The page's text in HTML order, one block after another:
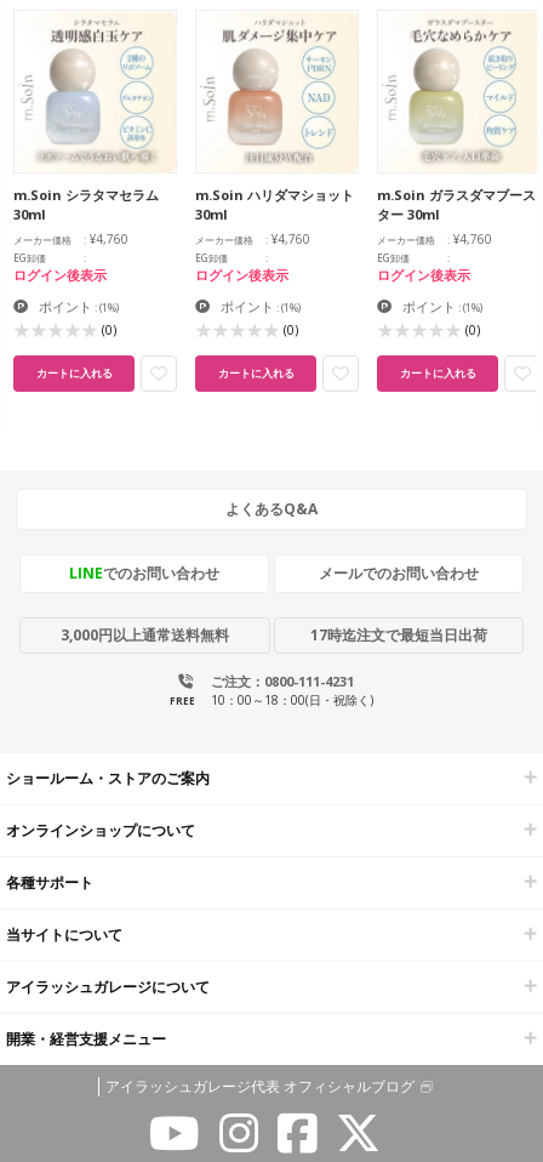
m.Soin シラタマセラム
30ml
メーカー価格 ¥4,760
EG卸価
ログイン後表示
ポイント :(1%)
(0)
カートに入れる
m.Soin ハリダマショット
30ml
メーカー価格 ¥4,760
EG卸価
ログイン後表示
ポイント :(1%)
(0)
カートに入れる
m.Soin ガラスダマブース
ター 30ml
メーカー価格 ¥4,760
EG卸価
ログイン後表示
ポイント :(1%)
(0)
カートに入れる
よくあるQ&A
LINEでのお問い合わせ メールでのお問い合わせ
3,000円以上通常送料無料 17時迄注文で最短当日出荷
ご注文：0800-111-4231
FREE 10：00～18：00(日・祝除く)
ショールーム・ストアのご案内
オンラインショップについて
各種サポート
当サイトについて
アイラッシュガレージについて
開業・経営支援メニュー
アイラッシュガレージ代表 オフィシャルブログ